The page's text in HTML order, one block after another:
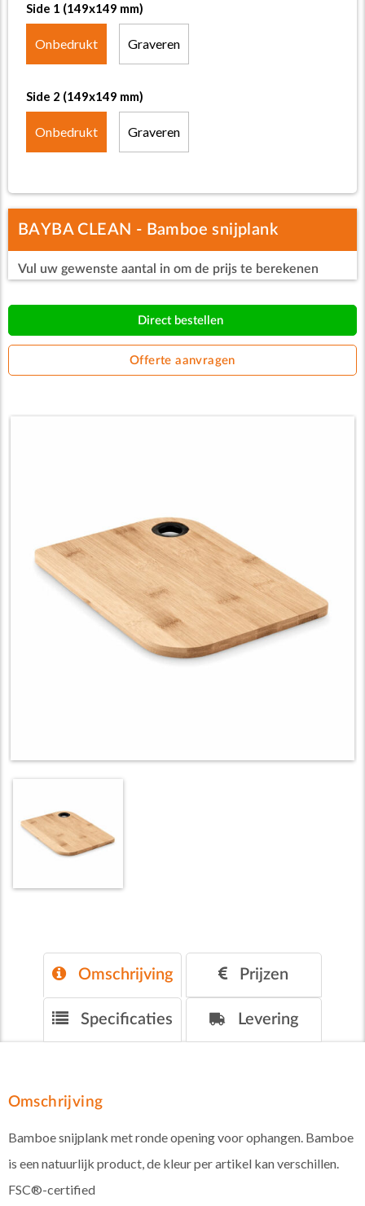
Side 1 (149x149 mm)
Onbedrukt Graveren
Side 2 (149x149 mm)
Onbedrukt Graveren
BAYBA CLEAN - Bamboe snijplank
Vul uw gewenste aantal in om de prijs te berekenen
Direct bestellen
Offerte aanvragen
Omschrijving Prijzen
Specificaties Levering
Omschrijving
Bamboe snijplank met ronde opening voor ophangen. Bamboe
is een natuurlijk product, de kleur per artikel kan verschillen.
FSC®-certified